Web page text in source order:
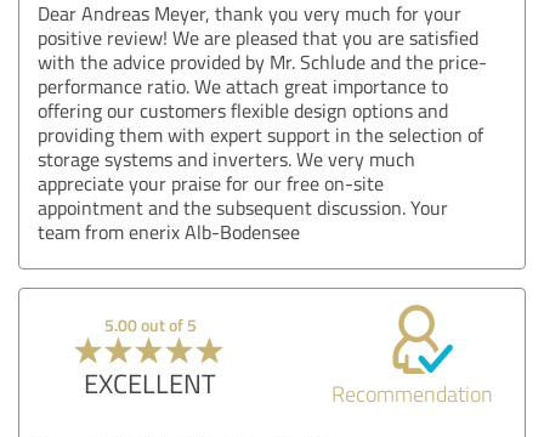
Dear Andreas Meyer, thank you very much for your
positive review! We are pleased that you are satisfied
with the advice provided by Mr. Schlude and the price-
performance ratio. We attach great importance to
offering our customers flexible design options and
providing them with expert support in the selection of
storage systems and inverters. We very much
appreciate your praise for our free on-site
appointment and the subsequent discussion. Your
team from enerix Alb-Bodensee
5.00 out of 5
EXCELLENT Recommendation